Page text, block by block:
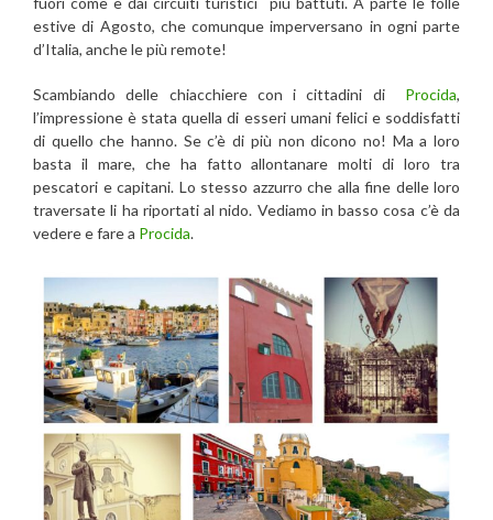
estive di Agosto, che comunque imperversano in ogni parte
d’Italia, anche le più remote!
Scambiando delle chiacchiere con i cittadini di Procida,
l’impressione è stata quella di esseri umani felici e soddisfatti
di quello che hanno. Se c’è di più non dicono no! Ma a loro
basta il mare, che ha fatto allontanare molti di loro tra
pescatori e capitani. Lo stesso azzurro che alla fine delle loro
traversate li ha riportati al nido. Vediamo in basso cosa c’è da
vedere e fare a Procida.